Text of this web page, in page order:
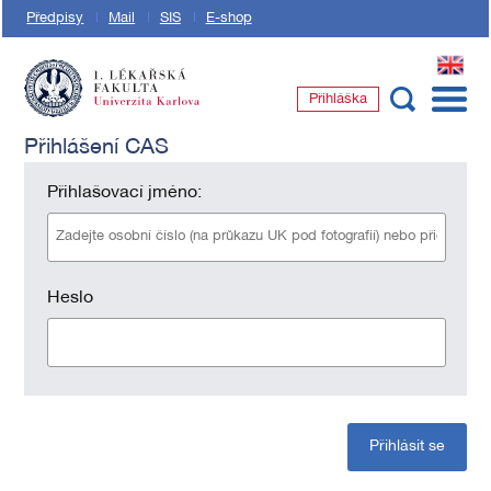
Předpisy Mail SIS E-shop
EN
Přihláška
Přihlášení CAS
Přihlašovací jméno:
Heslo
Přihlásit se